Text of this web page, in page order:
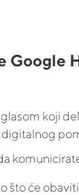
Google
koji
što će